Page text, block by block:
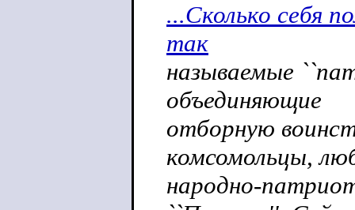
...Сколько себя
так
называемые
объединяющие
отборную
комсомольцы,
народно-